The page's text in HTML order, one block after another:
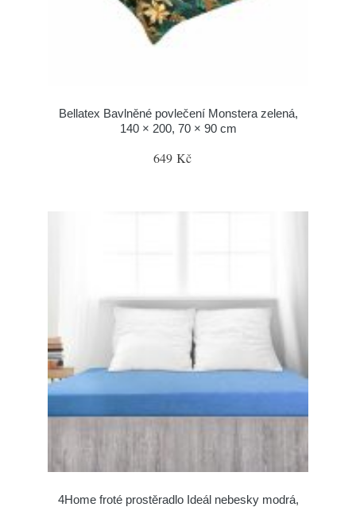
Bellatex Bavlněné povlečení Monstera zelená,
140 × 200, 70 × 90 cm
649 Kč
4Home froté prostěradlo Ideál nebesky modrá,